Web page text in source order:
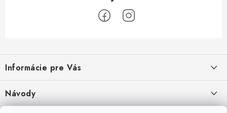
p
ä
t
Informácie pre Vás
Recenzie na Heureke
Návody